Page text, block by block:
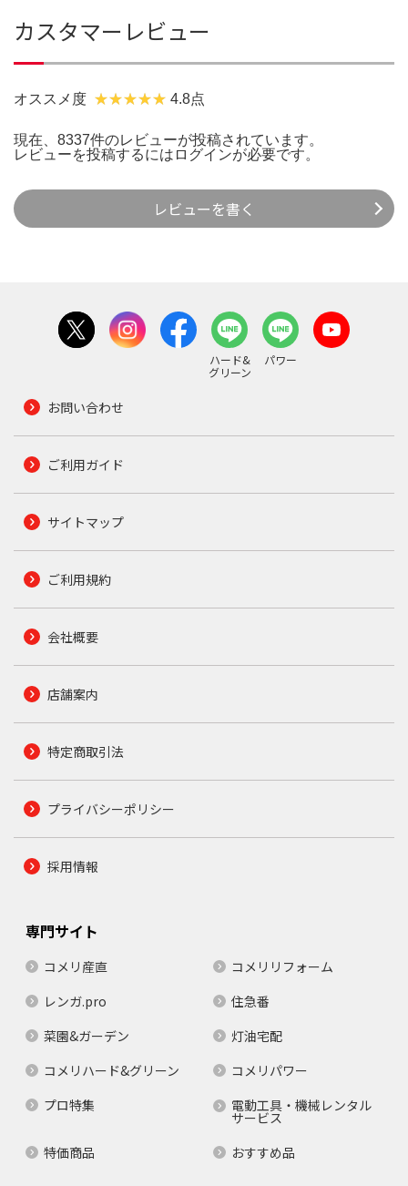
カスタマーレビュー
オススメ度 4.8点
現在、8337件のレビューが投稿されています。
レビューを投稿するには ログインが必要です。
レビューを書く
ハード&
グリーン
パワー
お問い合わせ
ご利用ガイド
サイトマップ
ご利用規約
会社概要
店舗案内
特定商取引法
プライバシーポリシー
採用情報
専門サイト
コメリ産直
コメリリフォーム
レンガ.pro
住急番
菜園&ガーデン
灯油宅配
コメリハード&グリーン
コメリパワー
プロ特集
電動工具・機械レンタル
サービス
特価商品
おすすめ品